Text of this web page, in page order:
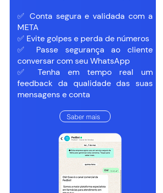
✅ Conta segura e validada com a
META
✅ Evite golpes e perda de números
✅ Passe segurança ao cliente
conversar com seu WhatsApp
✅ Tenha em tempo real um
feedback da qualidade das suas
mensagens e conta
Saber mais